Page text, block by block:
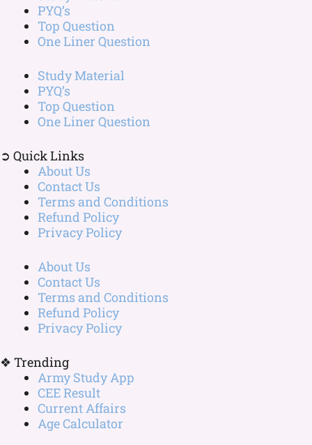
PYQ’s
Top Question
One Liner Question
Study Material
PYQ’s
Top Question
One Liner Question
➲ Quick Links
About Us
Contact Us
Terms and Conditions
Refund Policy
Privacy Policy
About Us
Contact Us
Terms and Conditions
Refund Policy
Privacy Policy
❖ Trending
Army Study App
CEE Result
Current Affairs
Age Calculator